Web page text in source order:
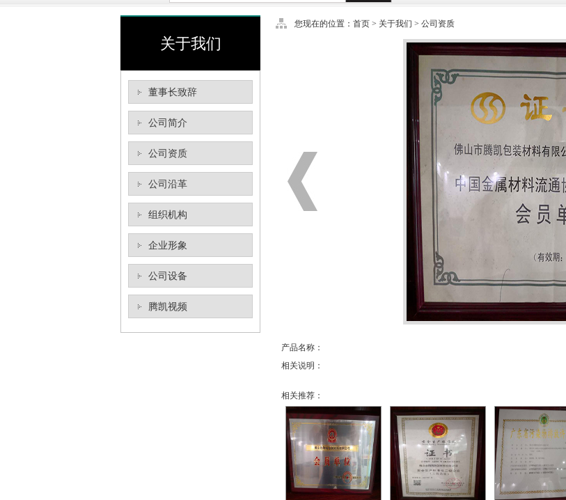
关于我们
董事长致辞
公司简介
公司资质
公司沿革
组织机构
企业形象
公司设备
腾凯视频
您现在的位置： 首页 > 关于我们 > 公司资质
产品名称：
相关说明：
相关推荐：